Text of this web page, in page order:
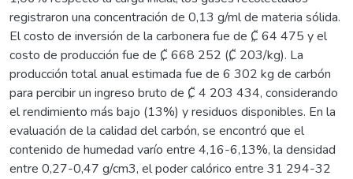
registraron una concentración de 0,13 g/ml de materia sólida.
El costo de inversión de la carbonera fue de ₡ 64 475 y el
costo de producción fue de ₡ 668 252 (₡ 203/kg). La
producción total anual estimada fue de 6 302 kg de carbón
para percibir un ingreso bruto de ₡ 4 203 434, considerando
el rendimiento más bajo (13%) y residuos disponibles. En la
evaluación de la calidad del carbón, se encontró que el
contenido de humedad varío entre 4,16-6,13%, la densidad
entre 0,27-0,47 g/cm3, el poder calórico entre 31 294-32